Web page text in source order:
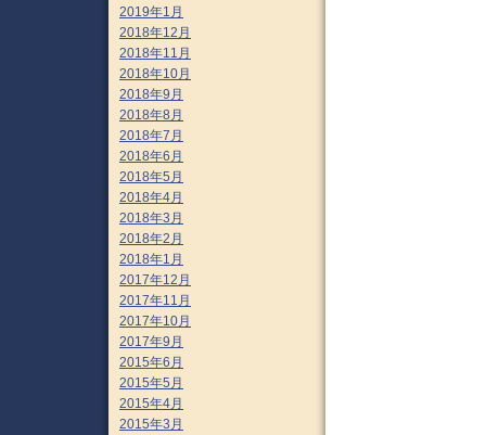
2019年1月
2018年12月
2018年11月
2018年10月
2018年9月
2018年8月
2018年7月
2018年6月
2018年5月
2018年4月
2018年3月
2018年2月
2018年1月
2017年12月
2017年11月
2017年10月
2017年9月
2015年6月
2015年5月
2015年4月
2015年3月